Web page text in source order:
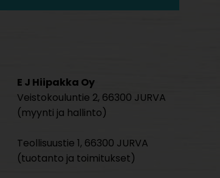
E J Hiipakka Oy
Veistokouluntie 2, 66300 JURVA
(myynti ja hallinto)
Teollisuustie 1, 66300 JURVA
(tuotanto ja toimitukset)